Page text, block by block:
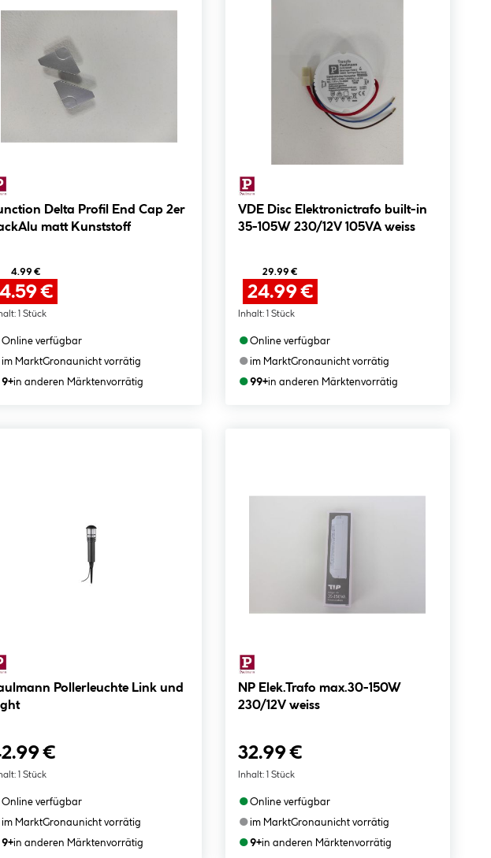
Delta Profil End Cap 2er
matt Kunststoff
4.99 €
4.59 €
1 Stück
Online verfügbar
im MarktGronaunicht vorrätig
9+in anderen Märktenvorrätig
VDE Disc Elektronictrafo built-in
35-105W 230/12V 105VA weiss
29.99 €
24.99 €
Inhalt: 1 Stück
●Online verfügbar
●im MarktGronaunicht vorrätig
●99+in anderen Märktenvorrätig
Pollerleuchte Link und
€
1 Stück
Online verfügbar
im MarktGronaunicht vorrätig
9+in anderen Märktenvorrätig
NP Elek.Trafo max.30-150W
230/12V weiss
32.99 €
Inhalt: 1 Stück
●Online verfügbar
●im MarktGronaunicht vorrätig
●9+in anderen Märktenvorrätig